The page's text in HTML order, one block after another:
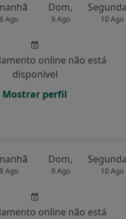
8 Ago
Dom,
9 Ago 10 Ago
online não está
disponível
Mostrar perfil
8 Ago
Dom,
9 Ago 10 Ago
online não está